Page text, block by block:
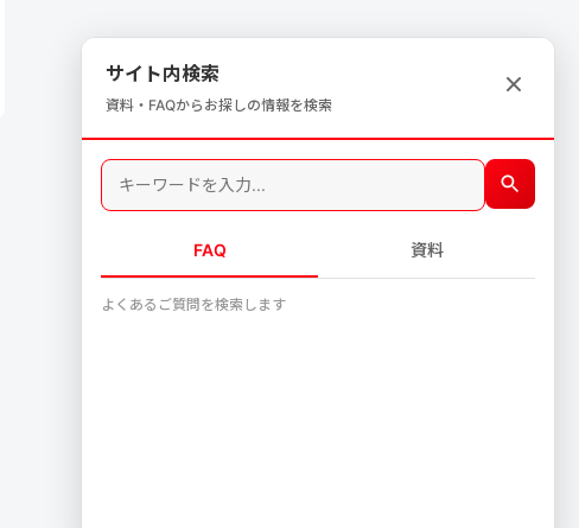
サイト内検索
資料・FAQからお探しの情報を検索
FAQ 資料
よくあるご質問を検索します